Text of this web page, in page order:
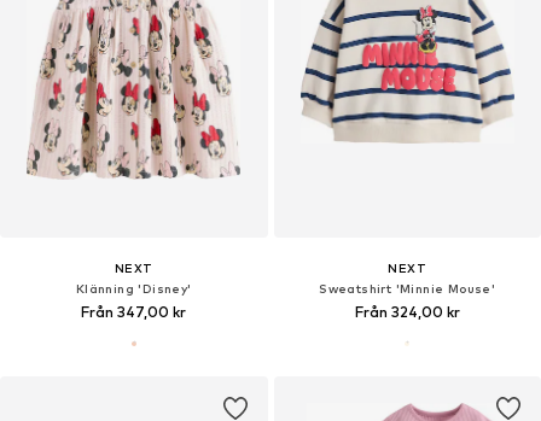
NEXT
Klänning 'Disney'
Från 347,00 kr
NEXT
Sweatshirt 'Minnie Mouse'
Från 324,00 kr